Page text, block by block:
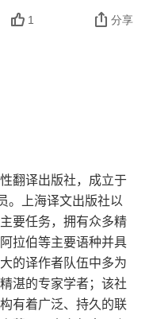
死的，或者总要死
得最巧妙的一篇，
白，一段小字的男
局我没猜到，所以
被飞机救走了，
余最深刻的有两篇
和《一个非洲的故
写，让岁月静好啃
篇是三个猎手为了
，在他死后，带着
情节跌宕起伏，引
最能体现海明威的
次阅读但不知从何
1 分享
翻译出版社，成立于
。上海译文出版社以
要任务，拥有众多精
拉伯等主要语种并具
的译作者队伍中多为
湛的专家学者；该社
有着广泛、持久的联